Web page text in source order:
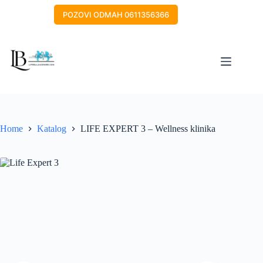
POZOVI ODMAH 0611356366
Home Katalog LIFE EXPERT 3 – Wellness klinika